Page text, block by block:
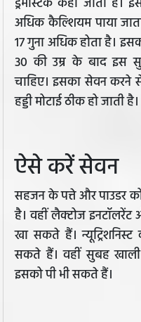
अधिक कैल्शियम पाया
17 गुना अधिक होता है।
30 की उम्र के बाद इस
चाहिए। इसका सेवन करने
हड्डी मोटाई ठीक हो जाती है।
ऐसे करें सेवन
सहजन के पत्ते और पाउडर
है। वहीं लैक्टोज इनटॉलरेंट
खा सकते हैं।
सकते हैं। वहीं सुबह
इसको पी भी सकते हैं।